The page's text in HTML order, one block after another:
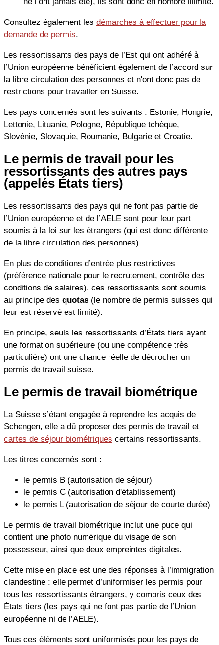
Consultez également les démarches à effectuer pour la
demande de permis.
Les ressortissants des pays de l’Est qui ont adhéré à
l’Union européenne bénéficient également de l’accord sur
la libre circulation des personnes et n'ont donc pas de
restrictions pour travailler en Suisse.
Les pays concernés sont les suivants : Estonie, Hongrie,
Lettonie, Lituanie, Pologne, République tchèque,
Slovénie, Slovaquie, Roumanie, Bulgarie et Croatie.
Le permis de travail pour les
ressortissants des autres pays
(appelés États tiers)
Les ressortissants des pays qui ne font pas partie de
l’Union européenne et de l’AELE sont pour leur part
soumis à la loi sur les étrangers (qui est donc différente
de la libre circulation des personnes).
En plus de conditions d’entrée plus restrictives
(préférence nationale pour le recrutement, contrôle des
conditions de salaires), ces ressortissants sont soumis
au principe des quotas (le nombre de permis suisses qui
leur est réservé est limité).
En principe, seuls les ressortissants d’États tiers ayant
une formation supérieure (ou une compétence très
particulière) ont une chance réelle de décrocher un
permis de travail suisse.
Le permis de travail biométrique
La Suisse s’étant engagée à reprendre les acquis de
Schengen, elle a dû proposer des permis de travail et
cartes de séjour biométriques certains ressortissants.
Les titres concernés sont :
le permis B (autorisation de séjour)
le permis C (autorisation d'établissement)
le permis L (autorisation de séjour de courte durée)
Le permis de travail biométrique inclut une puce qui
contient une photo numérique du visage de son
possesseur, ainsi que deux empreintes digitales.
Cette mise en place est une des réponses à l’immigration
clandestine : elle permet d’uniformiser les permis pour
tous les ressortissants étrangers, y compris ceux des
États tiers (les pays qui ne font pas partie de l’Union
européenne ni de l’AELE).
Tous ces éléments sont uniformisés pour les pays de